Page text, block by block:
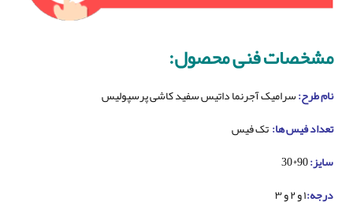
مشخصات فنی محصول:
نام طرح:سرامیک آجرنما داتیس سفید کاشی پرسپولیس
تعداد فیس ها:تک فیس
سایز:
درجه:۱ و ۲ و ۳